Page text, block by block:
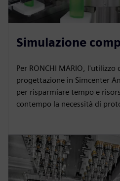
Simulazione
Per RONCHI MARIO,
progettazione in Simcenter
per risparmiare tempo e
contempo la necessità di